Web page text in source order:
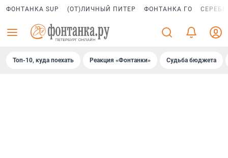
ФОНТАНКА SUP (ОТ)ЛИЧНЫЙ ПИТЕР ФОНТАНКА ГО
Топ-10, куда поехать Реакция «Фонтанки» Судьба бюджета